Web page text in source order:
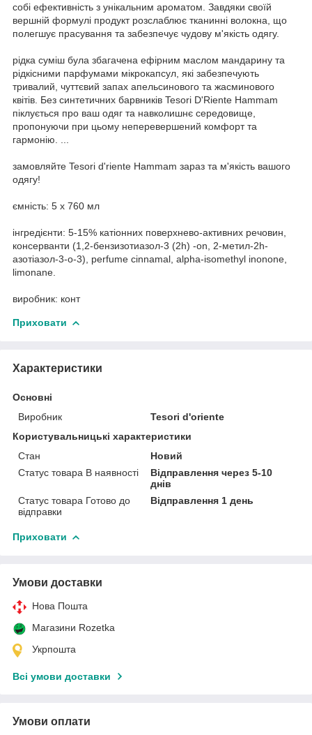
собі ефективність з унікальним ароматом. Завдяки своїй
вершній формулі продукт розслаблює тканинні волокна, що
полегшує прасування та забезпечує чудову м'якість одягу.
рідка суміш була збагачена ефірним маслом мандарину та
рідкісними парфумами мікрокапсул, які забезпечують
тривалий, чуттєвий запах апельсинового та жасминового
квітів. Без синтетичних барвників Tesori D'Riente Hammam
піклується про ваш одяг та навколишнє середовище,
пропонуючи при цьому неперевершений комфорт та
гармонію. ...
замовляйте Tesori d'riente Hammam зараз та м'якість вашого
одягу!
ємність: 5 x 760 мл
інгредієнти: 5-15% катіонних поверхнево-активних речовин,
консерванти (1,2-бензизотиазол-3 (2h) -on, 2-метил-2h-
азотіазол-3-о-3), perfume cinnamal, alpha-isomethyl inonone,
limonane.
виробник: конт
Приховати
Характеристики
Основні
Виробник
Tesori d'oriente
Користувальницькі характеристики
Стан
Новий
Статус товара В наявності
Відправлення через 5-10
днів
Статус товара Готово до
відправки
Відправлення 1 день
Приховати
Умови доставки
Нова Пошта
Магазини Rozetka
Укрпошта
Всі умови доставки
Умови оплати